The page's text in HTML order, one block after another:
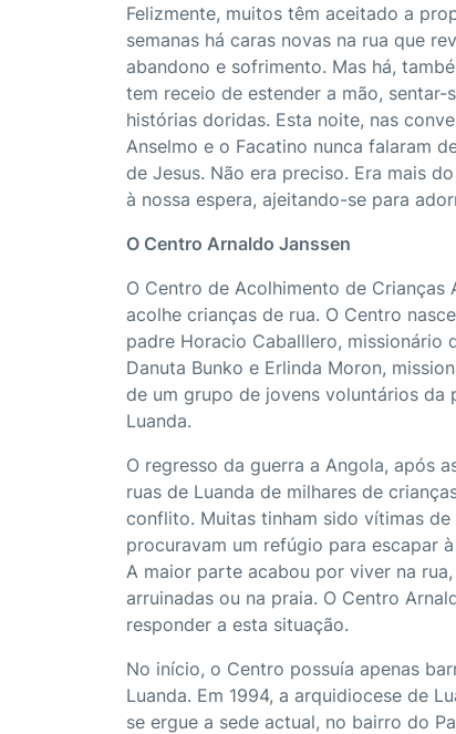
Felizmente, muitos têm aceitado a
semanas há caras novas na rua que
abandono e sofrimento. Mas há,
tem receio de estender a mão, sentar-
histórias doridas. Esta noite, nas
Anselmo e o Facatino nunca falaram
de Jesus. Não era preciso. Era mais
à nossa espera, ajeitando-se para
O Centro Arnaldo Janssen
O Centro de Acolhimento de Crianças
acolhe crianças de rua. O Centro
padre Horacio Caballlero, missionário
Danuta Bunko e Erlinda Moron,
de um grupo de jovens voluntários da
Luanda.
O regresso da guerra a Angola, após
ruas de Luanda de milhares de
conflito. Muitas tinham sido vítimas
procuravam um refúgio para escapar
A maior parte acabou por viver na
arruinadas ou na praia. O Centro
responder a esta situação.
No início, o Centro possuía apenas
Luanda. Em 1994, a arquidiocese de
se ergue a sede actual, no bairro do